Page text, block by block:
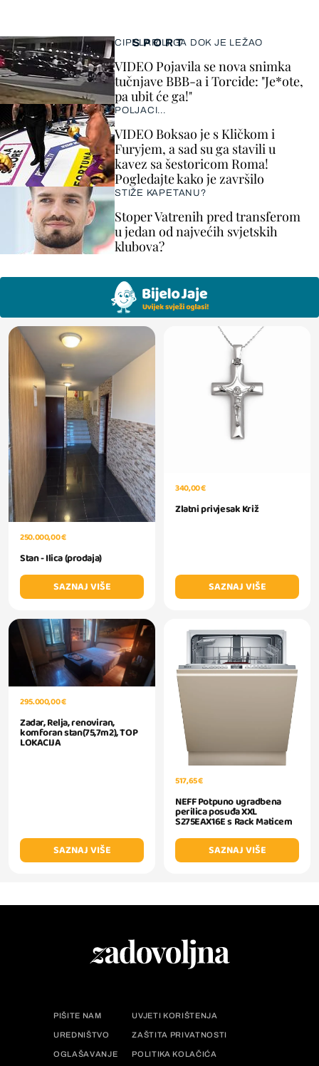
SPORT
CIPELARILI GA DOK JE LEŽAO
VIDEO Pojavila se nova snimka
tučnjave BBB-a i Torcide: "Je*ote,
pa ubit će ga!"
POLJACI...
VIDEO Boksao je s Kličkom i
Furyjem, a sad su ga stavili u
kavez sa šestoricom Roma!
Pogledajte kako je završilo
STIŽE KAPETANU?
Stoper Vatrenih pred transferom
u jedan od najvećih svjetskih
klubova?
250.000,00 €
Stan - Ilica (prodaja)
SAZNAJ VIŠE
340,00 €
Zlatni privjesak Križ
SAZNAJ VIŠE
295.000,00 €
Zadar, Relja, renoviran,
komforan stan(75,7m2), TOP
LOKACIJA
SAZNAJ VIŠE
517,65 €
NEFF Potpuno ugradbena
perilica posuđa XXL
S275EAX16E s Rack Maticem
SAZNAJ VIŠE
PIŠITE NAM UVJETI KORIŠTENJA
UREDNIŠTVO ZAŠTITA PRIVATNOSTI
OGLAŠAVANJE POLITIKA KOLAČIĆA